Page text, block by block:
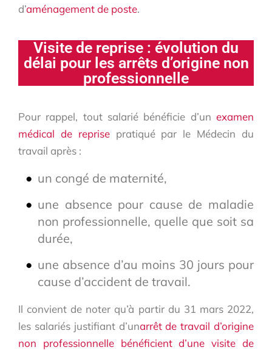
d’aménagement de poste.
Visite de reprise : évolution du
délai pour les arrêts d’origine non
professionnelle
Pour rappel, tout salarié bénéficie d’un examen
médical de reprisepratiqué par le Médecin du
travail après :
un congé de maternité,
une absence pour cause de maladie
non professionnelle, quelle que soit sa
durée,
une absence d’au moins 30 jours pour
cause d’accident de travail.
Il convient de noter qu’à partir du 31 mars 2022,
les salariés justifiant d’unarrêt de travail d’origine
non professionnelle bénéficient d’une visite de